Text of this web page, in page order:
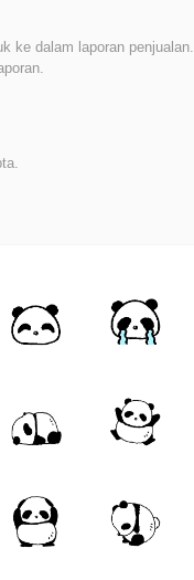
ke dalam laporan penjualan.